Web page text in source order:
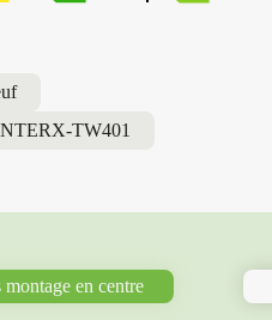
TW401
montage en centre